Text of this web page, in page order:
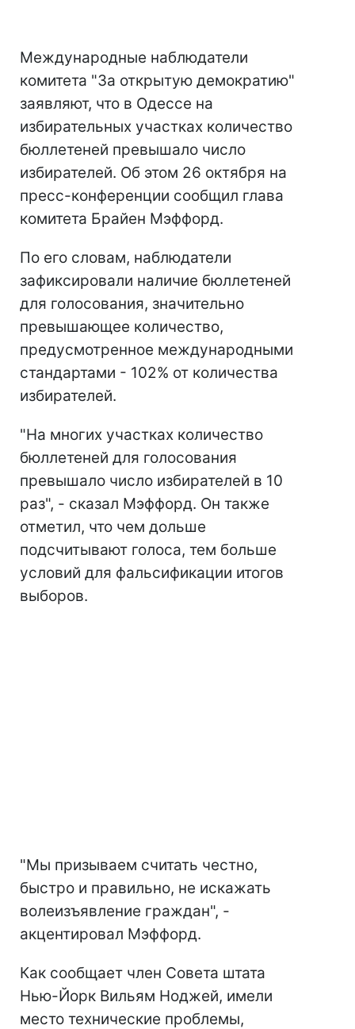
Международные наблюдатели
комитета "За открытую демократию"
заявляют, что в Одессе на
избирательных участках количество
бюллетеней превышало число
избирателей. Об этом 26 октября на
пресс-конференции сообщил глава
комитета Брайен Мэффорд.
По его словам, наблюдатели
зафиксировали наличие бюллетеней
для голосования, значительно
превышающее количество,
предусмотренное международными
стандартами - 102% от количества
избирателей.
"На многих участках количество
бюллетеней для голосования
превышало число избирателей в 10
раз", - сказал Мэффорд. Он также
отметил, что чем дольше
подсчитывают голоса, тем больше
условий для фальсификации итогов
выборов.
"Мы призываем считать честно,
быстро и правильно, не искажать
волеизъявление граждан", -
акцентировал Мэффорд.
Как сообщает член Совета штата
Нью-Йорк Вильям Ноджей, имели
место технические проблемы,